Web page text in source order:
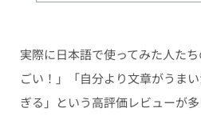
実際に日本語で使ってみた人た
ごい！」「自分より文章がうま
ぎる」という高評価レビューが多